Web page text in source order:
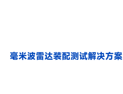
毫米波雷达装配测试解决方案